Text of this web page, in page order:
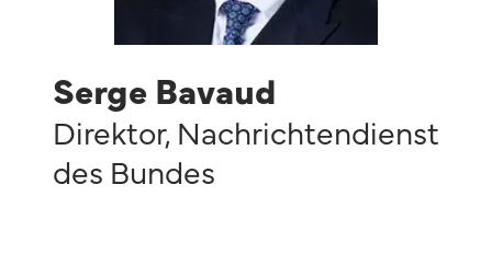
Serge Bavaud
Direktor, Nachrichtendienst
des Bundes